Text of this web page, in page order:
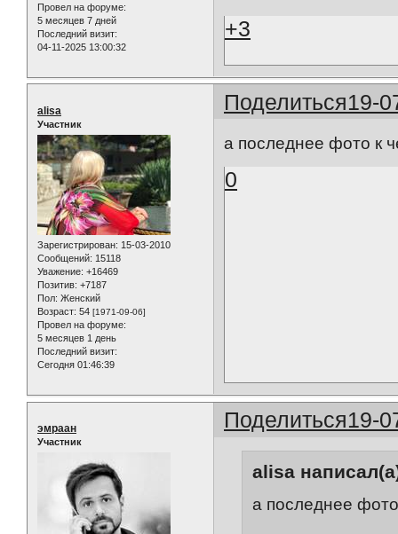
Провел на форуме:
5 месяцев 7 дней
Последний визит:
04-11-2025 13:00:32
+3
Поделиться19-
alisa
Участник
Зарегистрирован: 15-03-2010
Сообщений: 15118
Уважение: +16469
Позитив: +7187
Пол: Женский
Возраст: 54 [1971-09-06]
Провел на форуме:
5 месяцев 1 день
Последний визит:
Сегодня 01:46:39
а последнее фото к
0
Поделиться19-
эмраан
Участник
alisa
а последнее